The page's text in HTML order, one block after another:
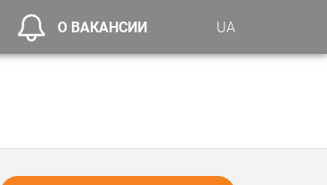
О ВАКАНСИИ UA